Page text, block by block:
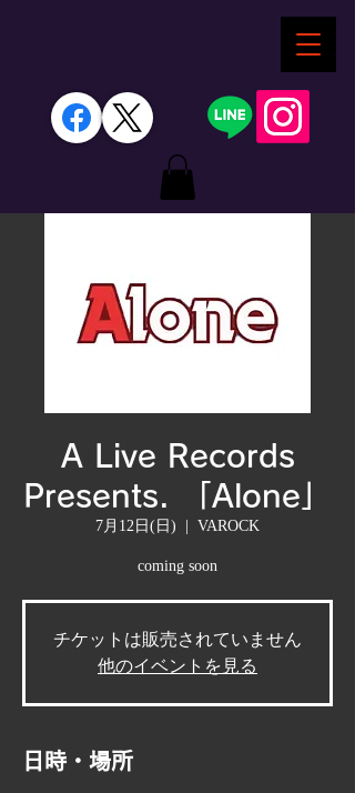
A Live Records
Presents. 「Alone」
7月12日(日)
  |
VAROCK
coming soon
チケットは販売されていません
他のイベントを見る
日時・場所